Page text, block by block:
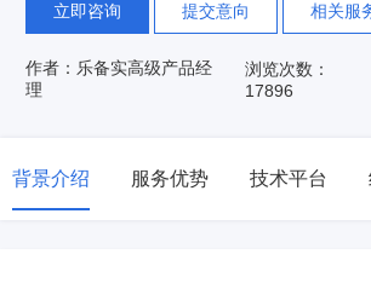
立即咨询 提交意向 相关服
作者：乐备实高级产品经
理
浏览次数：
17896
背景介绍 服务优势 技术平台